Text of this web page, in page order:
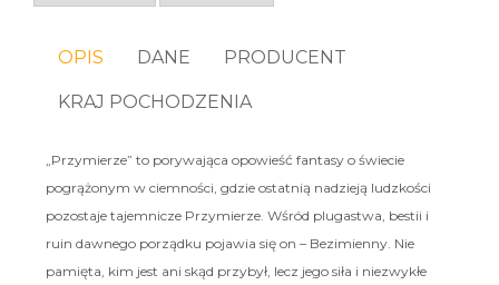
OPIS DANE PRODUCENT
KRAJ POCHODZENIA
„Przymierze” to porywająca opowieść fantasy o świecie
pogrążonym w ciemności, gdzie ostatnią nadzieją ludzkości
pozostaje tajemnicze Przymierze. Wśród plugastwa, bestii i
ruin dawnego porządku pojawia się on – Bezimienny. Nie
pamięta, kim jest ani skąd przybył, lecz jego siła i niezwykłe